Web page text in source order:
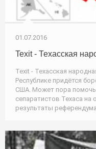
01.07.2016
Texit - Техасская
Texit - Техасская
Республике придётся
США. Может пора помочь
сепаратистов Техаса
результаты